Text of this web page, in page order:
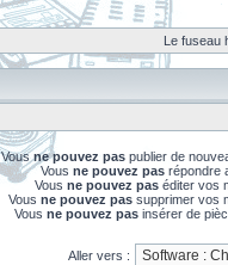
Le fuseau
Vousne pouvez pas publier de
Vous ne pouvez pas répondre
Vous ne pouvez pas éditer vos
Vous ne pouvez pas supprimer vos
Vous ne pouvez pas insérer de
Aller vers :